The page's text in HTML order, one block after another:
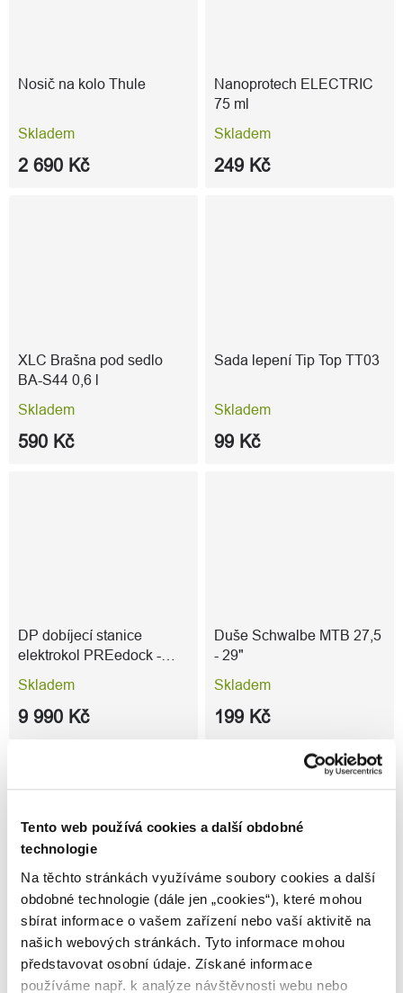
Tento web používá cookies a další obdobné
technologie
Na těchto stránkách využíváme soubory cookies a další
obdobné technologie (dále jen „cookies“), které mohou
sbírat informace o vašem zařízení nebo vaší aktivitě na
našich webových stránkách. Tyto informace mohou
představovat osobní údaje. Získané informace
používáme např. k analýze návštěvnosti webu nebo
Nosič na kolo Thule
Skladem
2 690 Kč
Nanoprotech ELECTRIC
75 ml
Skladem
249 Kč
XLC Brašna pod sedlo
BA-S44 0,6 l
Skladem
590 Kč
Sada lepení Tip Top TT03
Skladem
99 Kč
DP dobíjecí stanice
elektrokol PREedock -
Skladem
9 990 Kč
Duše Schwalbe MTB 27,5
- 29"
Skladem
199 Kč
Nejvyšší model s 27,5" koly řady AllTrail 10 27,5" se
maximálním elektrickým výkonem. Motor Bosch
Performance CX Gen5 je mimořádně výkonný a díky
800Wh baterii vám nabízí dostatek energie i na delší
vyjížďky.
Výbava